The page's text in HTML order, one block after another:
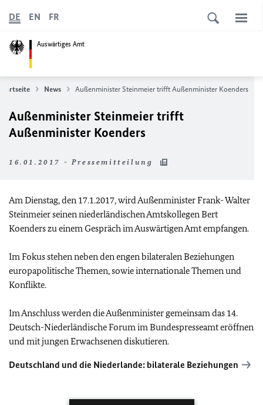
Auswärtiges Amt
DE EN FR
News Außenminister Steinmeier trifft Außenminister Koenders
Außenminister Steinmeier trifft
Außenminister Koenders
16.01.2017 - Pressemitteilung
Am Dienstag, den 17.1.2017, wird Außenminister Frank- Walter
Steinmeier seinen niederländischen Amtskollegen Bert
Koenders zu einem Gespräch im Auswärtigen Amt empfangen.
Im Fokus stehen neben den engen bilateralen Beziehungen
europapolitische Themen, sowie internationale Themen und
Konflikte.
Im Anschluss werden die Außenminister gemeinsam das 14.
Deutsch-Niederländische Forum im Bundespresseamt eröffnen
und mit jungen Erwachsenen diskutieren.
Deutschland und die Niederlande: bilaterale Beziehungen